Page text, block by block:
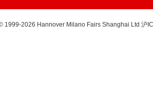
2026 Hannover Milano Fairs Shanghai Ltd 沪